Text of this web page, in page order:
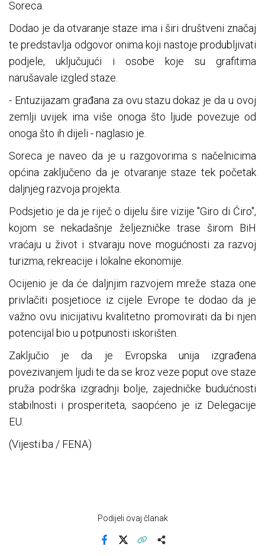
Soreca.
Dodao je da otvaranje staze ima i širi društveni značaj
te predstavlja odgovor onima koji nastoje produbljivati
podjele, uključujući i osobe koje su grafitima
narušavale izgled staze.
- Entuzijazam građana za ovu stazu dokaz je da u ovoj
zemlji uvijek ima više onoga što ljude povezuje od
onoga što ih dijeli - naglasio je.
Soreca je naveo da je u razgovorima s načelnicima
općina zaključeno da je otvaranje staze tek početak
daljnjeg razvoja projekta.
Podsjetio je da je riječ o dijelu šire vizije "Giro di Ćiro",
kojom se nekadašnje željezničke trase širom BiH
vraćaju u život i stvaraju nove mogućnosti za razvoj
turizma, rekreacije i lokalne ekonomije.
Ocijenio je da će daljnjim razvojem mreže staza one
privlačiti posjetioce iz cijele Evrope te dodao da je
važno ovu inicijativu kvalitetno promovirati da bi njen
potencijal bio u potpunosti iskorišten.
Zaključio je da je Evropska unija izgrađena
povezivanjem ljudi te da se kroz veze poput ove staze
pruža podrška izgradnji bolje, zajedničke budućnosti
stabilnosti i prosperiteta, saopćeno je iz Delegacije
EU.
(Vijesti.ba / FENA)
Podijeli ovaj članak